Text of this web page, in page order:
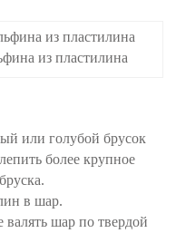
из пластилина
или голубой брусок
более крупное
в шар.
валять шар по твердой